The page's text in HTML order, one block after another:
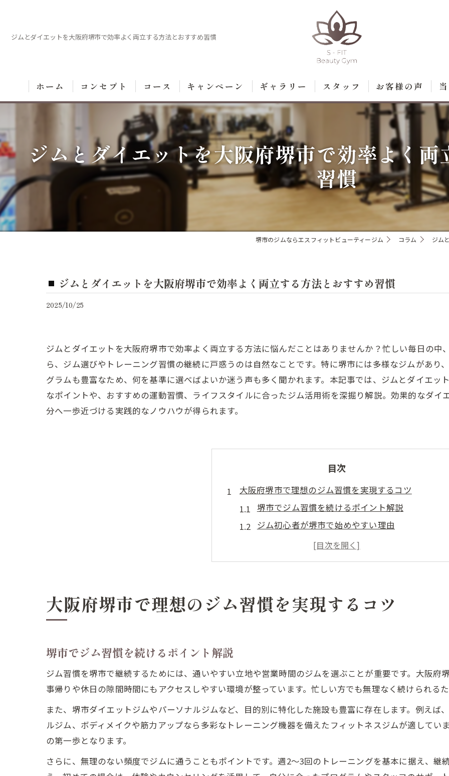
ジムとダイエットを大阪府堺市で効率よく両立する方法とおすすめ習慣
ホーム コンセプト コース キャンペーン ギャラリー スタッフ お客様の声
ジムとダイエットを大阪府堺市で効率よく
習慣
堺市のジムならエスフィットビューティージム コラム ジム
ジムとダイエットを大阪府堺市で効率よく両立する方法とおすすめ習慣
2025/10/25
ジムとダイエットを大阪府堺市で効率よく両立する方法に悩んだことはありませんか？忙しい毎日の中
ら、ジム選びやトレーニング習慣の継続に戸惑うのは自然なことです。特に堺市には多様なジムがあり
グラムも豊富なため、何を基準に選べばよいか迷う声も多く聞かれます。本記事では、ジムとダイエッ
なポイントや、おすすめの運動習慣、ライフスタイルに合ったジム活用術を深掘り解説。効果的なダイ
分へ一歩近づける実践的なノウハウが得られます。
目次
大阪府堺市で理想のジム習慣を実現するコツ
堺市でジム習慣を続けるポイント解説
ジム初心者が堺市で始めやすい理由
大阪府堺市で人気のジム活用術とは
理想のジムライフを堺市で実現する方法
ダイエット成功を導く堺市のジム継続法とは
堺市でダイエット効果を高めるジム活用法
ジム選びがダイエット成功に与える影響
堺市ジムで叶える健康的ダイエット習慣
健康的に痩せるためのジム利用の工夫
大阪府堺市で理想のジム習慣を実現するコツ
堺市でジム習慣を続けるポイント解説
ジム習慣を堺市で継続するためには、通いやすい立地や営業時間のジムを選ぶことが重要です。大阪府
事帰りや休日の隙間時間にもアクセスしやすい環境が整っています。忙しい方でも無理なく続けられる
また、堺市ダイエットジムやパーソナルジムなど、目的別に特化した施設も豊富に存在します。例えば
ルジム、ボディメイクや筋力アップなら多彩なトレーニング機器を備えたフィットネスジムが適してい
の第一歩となります。
さらに、無理のない頻度でジムに通うこともポイントです。週2〜3回のトレーニングを基本に据え、継